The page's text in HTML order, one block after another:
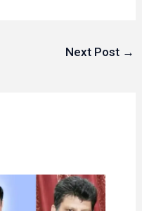
Next Post →